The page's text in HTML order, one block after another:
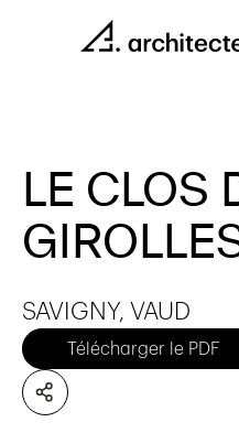
LE CLOS
SAVIGNY, VAUD
Télécharger le PDF